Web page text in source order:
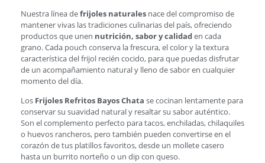
Nuestra línea defrijoles naturales nace del compromiso de
mantener vivas las tradiciones culinarias del país, ofreciendo
productos que unen nutrición, sabor y calidaden cada
grano. Cada pouch conserva la frescura, el color y la textura
característica del frijol recién cocido, para que puedas disfrutar
de un acompañamiento natural y lleno de sabor en cualquier
momento del día.
Los Frijoles Refritos Bayos Chata se cocinan lentamente para
conservar su suavidad natural y resaltar su sabor auténtico.
Son el complemento perfecto para tacos, enchiladas, chilaquiles
o huevos rancheros, pero también pueden convertirse en el
corazón de tus platillos favoritos, desde un mollete casero
hasta un burrito norteño o un dip con queso.